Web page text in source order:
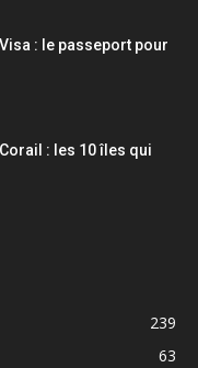
: le passeport pour
: les 10 îles qui
239
63